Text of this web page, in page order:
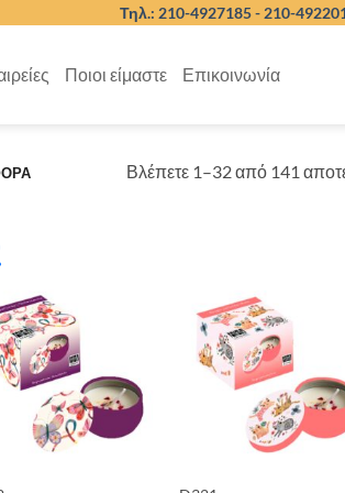
Τηλ.: 210-4927185 - 210-
Ποιοι είμαστε Επικοινωνία
Βλέπετε 1–32 από 141
ΕΤΑΙΡΕΙΕΣ BRANDS
ΝΑΙ (46)
STOCK